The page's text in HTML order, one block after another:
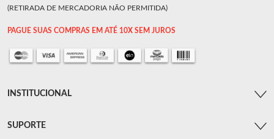
(RETIRADA DE MERCADORIA NÃO PERMITIDA)
PAGUE SUAS COMPRAS EM ATÉ 10X SEM JUROS
INSTITUCIONAL
SUPORTE